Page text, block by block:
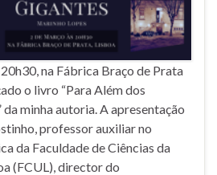
na Fábrica Braço de Prata
o livro “Para Além dos
minha autoria. A apresentação
professor auxiliar no
da Faculdade de Ciências da
(FCUL), director do